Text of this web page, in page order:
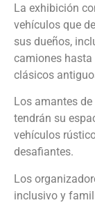
La exhibición
vehículos que
sus dueños,
camiones
clásicos
Los amantes
tendrán su
vehículos
desafiantes.
Los
inclusivo y